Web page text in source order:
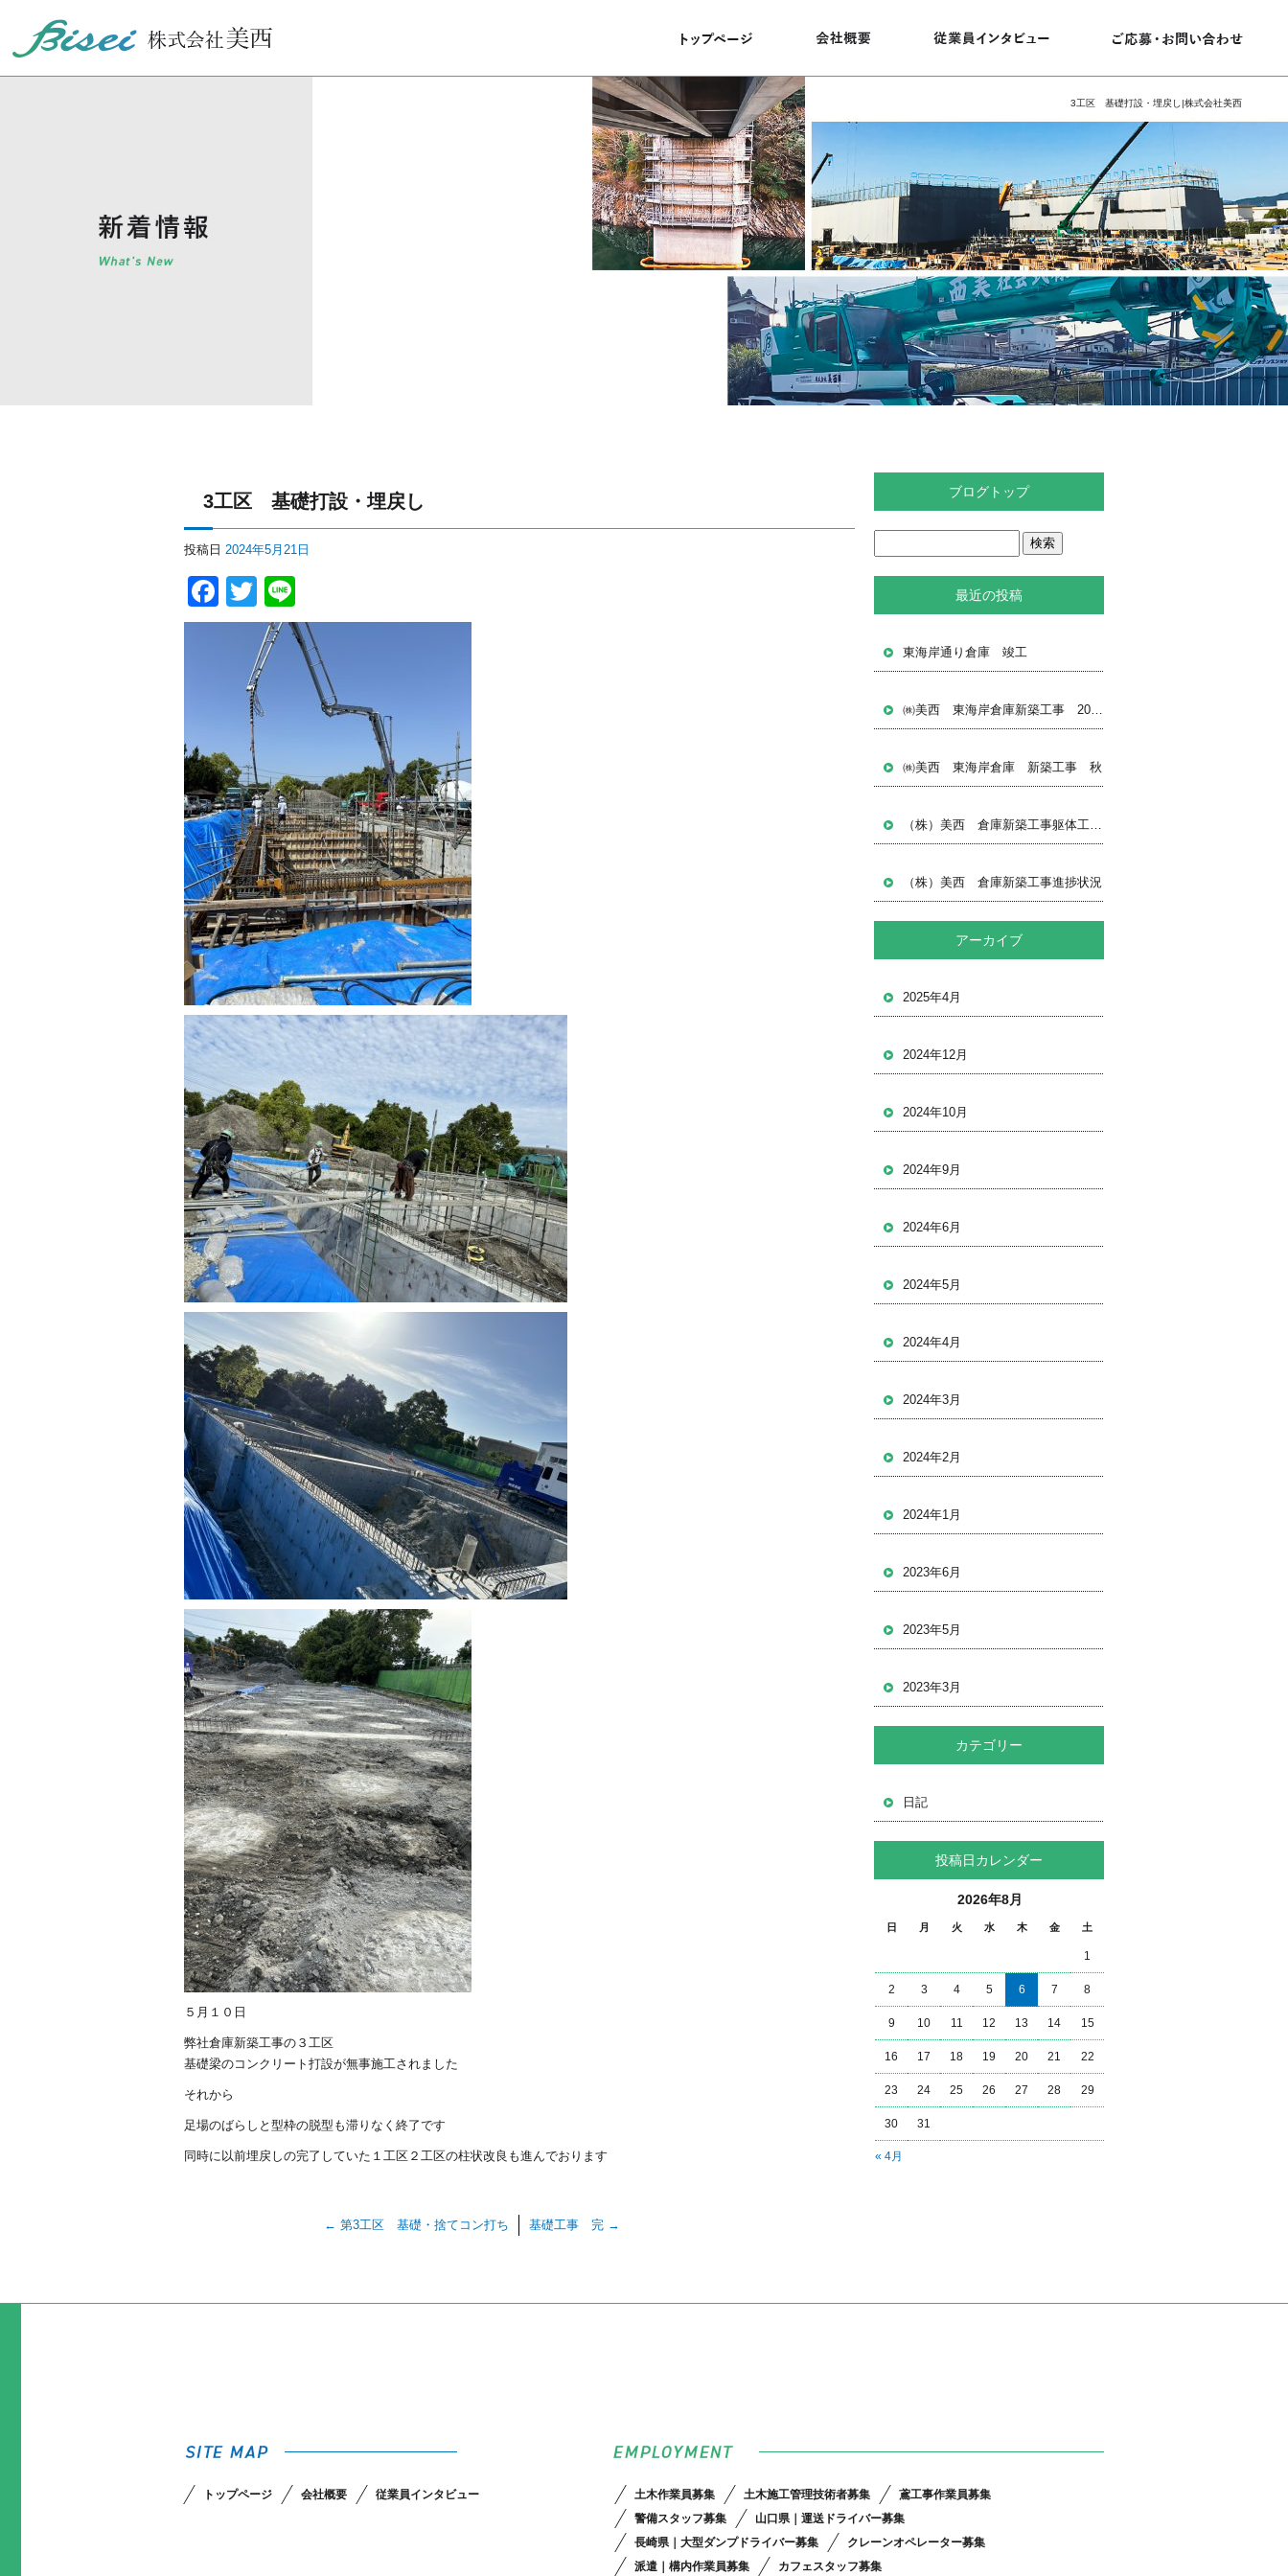
3工区 基礎打設・埋戻し|株式会社美西
3工区 基礎打設・埋戻し
投稿日 2024年5月21日
Facebook
Twitter
５月１０日
弊社倉庫新築工事の３工区
基礎梁のコンクリート打設が無事施工されました
それから
足場のばらしと型枠の脱型も滞りなく終了です
同時に以前埋戻しの完了していた１工区２工区の柱状改良も進んでおります
← 第3工区 基礎・捨てコン打ち 基礎工事 完 →
ブログトップ
最近の投稿
東海岸通り倉庫 竣工
㈱美西 東海岸倉庫 新築工事 秋
（株）美西 倉庫新築工事進捗状況
アーカイブ
2025年4月
2024年12月
2024年10月
2024年9月
2024年6月
2024年5月
2024年4月
2024年3月
2024年2月
2024年1月
2023年6月
2023年5月
2023年3月
カテゴリー
日記
投稿日カレンダー
2026年8月
日 月 火 水 木 金 土
« 4月
1
2 3 4 5 6 7 8
9 10 11 12 13 14 15
16 17 18 19 20 21 22
23 24 25 26 27 28 29
30 31
トップページ 会社概要 従業員インタビュー 土木作業員募集 土木施工管理技術者募集
鳶工事作業員募集
警備スタッフ募集
山口県｜運送ドライバー募集
長崎県｜大型ダンプドライバー募集
クレーンオペレーター募集
派遣｜構内作業員募集
カフェスタッフ募集